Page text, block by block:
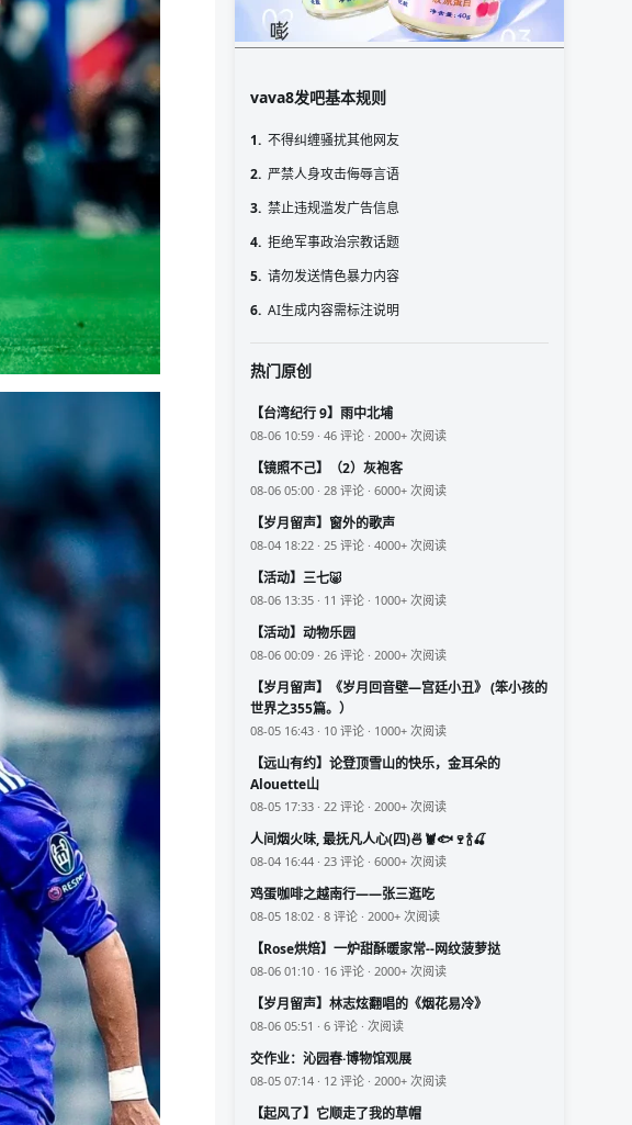
vava8发吧基本规则
1. 不得纠缠骚扰其他网友
2. 严禁人身攻击侮辱言语
3. 禁止违规滥发广告信息
4. 拒绝军事政治宗教话题
5. 请勿发送情色暴力内容
6. AI生成内容需标注说明
热门原创
【台湾纪行 9】雨中北埔
08-06 10:59 · 46 评论 · 2000+ 次阅读
【镜照不己】（2）灰袍客
08-06 05:00 · 28 评论 · 6000+ 次阅读
【岁月留声】窗外的歌声
08-04 18:22 · 25 评论 · 4000+ 次阅读
【活动】三七🐷
08-06 13:35 · 11 评论 · 1000+ 次阅读
【活动】动物乐园
08-06 00:09 · 26 评论 · 2000+ 次阅读
【岁月留声】《岁月回音壁—宫廷小丑》 (笨小孩的
世界之355篇。）
08-05 16:43 · 10 评论 · 1000+ 次阅读
【远山有约】论登顶雪山的快乐，金耳朵的
Alouette山
08-05 17:33 · 22 评论 · 2000+ 次阅读
人间烟火味, 最抚凡人心(四)🍜🦞🐟🍷🍾🍒
08-04 16:44 · 23 评论 · 6000+ 次阅读
鸡蛋咖啡之越南行——张三逛吃
08-05 18:02 · 8 评论 · 2000+ 次阅读
【Rose烘焙】一炉甜酥暖家常--网纹菠萝挞
08-06 01:10 · 16 评论 · 2000+ 次阅读
【岁月留声】林志炫翻唱的《烟花易冷》
08-06 05:51 · 6 评论 · 次阅读
交作业：沁园春·博物馆观展
08-05 07:14 · 12 评论 · 2000+ 次阅读
【起风了】它顺走了我的草帽